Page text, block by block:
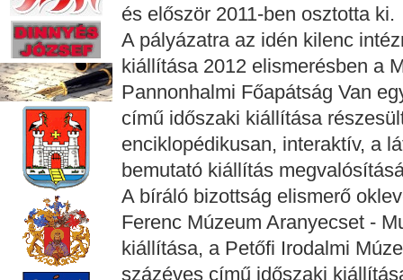
és először 2011-ben osztotta ki.
A pályázatra az idén kilenc
kiállítása 2012 elismerésben a
Pannonhalmi Főapátság Van
című időszaki kiállítása
enciklopédikusan, interaktív, a
bemutató kiállítás
A bíráló bizottság elismerő
Ferenc Múzeum Aranyecset -
kiállítása, a Petőfi Irodalmi
százéves című időszaki